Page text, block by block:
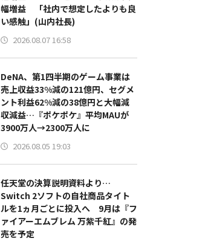
幅増益 「社内で想定したよりも良
い感触」(山内社長)
2026.08.07 16:58
DeNA、第1四半期のゲーム事業は
売上収益33%減の121億円、セグメ
ント利益62%減の38億円と大幅減
収減益…『ポケポケ』平均MAUが
3900万人→2300万人に
2026.08.05 19:03
任天堂の決算説明資料より…
Switch 2ソフトの自社商品タイト
ルを1ヵ月ごとに投入へ 9月は『フ
ァイアーエムブレム 万紫千紅』の発
売を予定